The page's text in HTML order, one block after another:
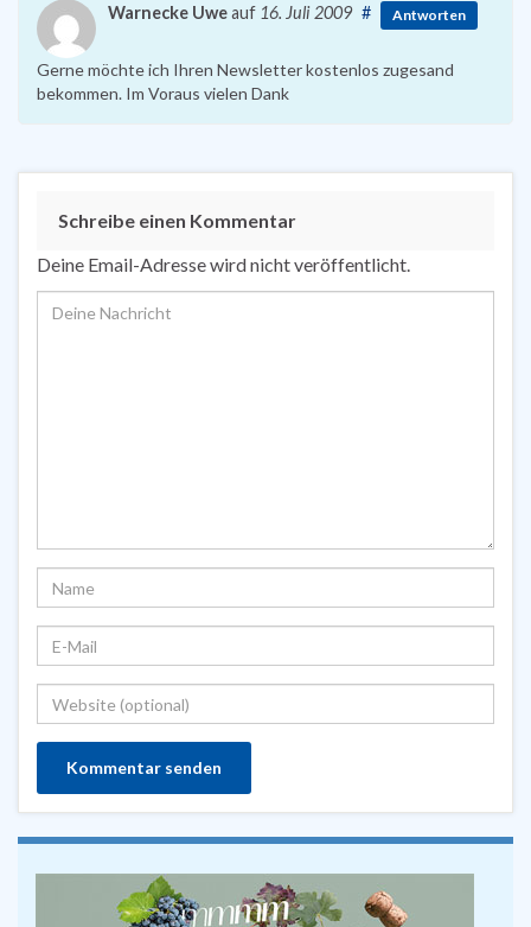
Warnecke Uweauf 16. Juli 2009 # Antworten
Gerne möchte ich Ihren Newsletter kostenlos zugesand
bekommen. Im Voraus vielen Dank
Schreibe einen Kommentar
Deine Email-Adresse wird nicht veröffentlicht.